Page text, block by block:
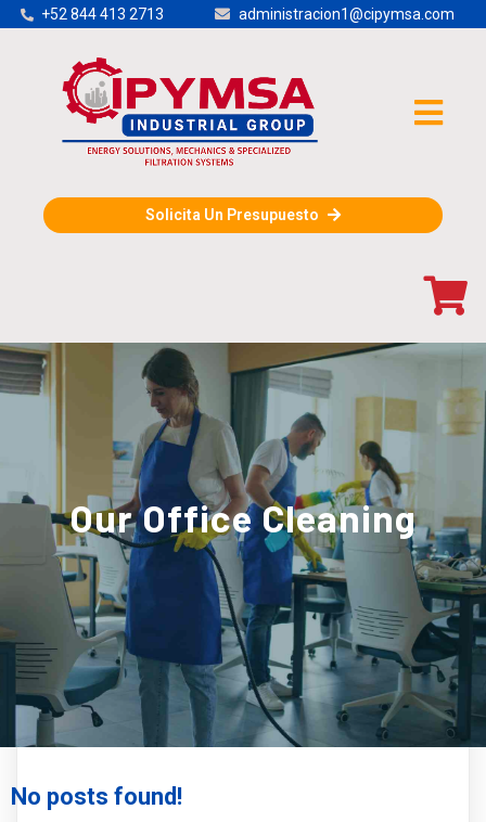
+52 844 413 2713 administracion1@cipymsa.com
Solicita Un Presupuesto
OurOffice Cleaning
No posts found!